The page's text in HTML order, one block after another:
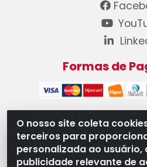
O nosso site coleta
terceiros para
personalizada ao usuário,
publicidade relevante de
Formas de
WB Componentes
08.528.393/0001-12 - Rua
Oeste Industrial, Goiânia/